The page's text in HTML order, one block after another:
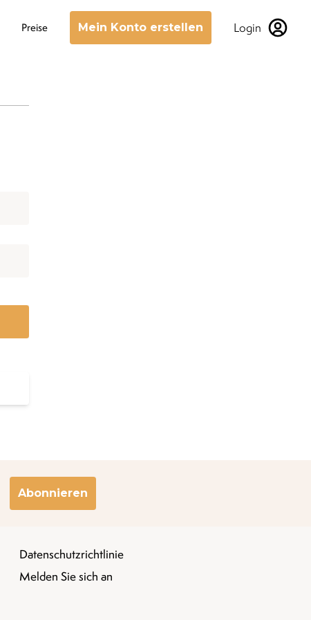
Preise Mein Konto erstellen Login
Abonnieren
Datenschutzrichtlinie
Melden Sie sich an